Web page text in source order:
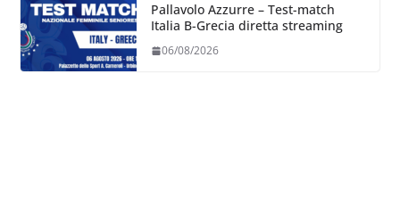
Pallavolo Azzurre – Test-match
Italia B-Grecia diretta streaming
06/08/2026